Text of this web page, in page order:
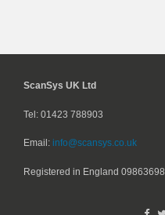
ScanSys UK Ltd
Tel: 01423 788903
Email: info@scansys.co.uk
Registered in England 09863698